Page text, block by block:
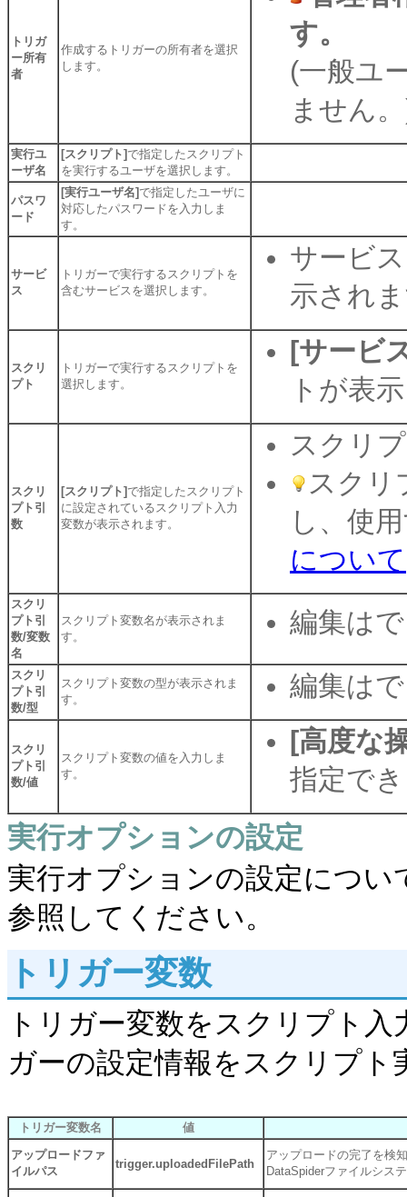
トリガ
ー所有
者
作成するトリガーの所有者を選択
します。
す。
(一般ユ
ません
実行ユ
ーザ名
[スクリプト] で指定したスクリプト
を実行するユーザを選択します。
パスワ
ード
[実行ユーザ名] で指定したユーザに
対応したパスワードを入力しま
す。
サービ
ス
トリガーで実行するスクリプトを
含むサービスを選択します。
サービ
示され
スクリ
プト
トリガーで実行するスクリプトを
選択します。
[サービ
トが表
スクリ
プト引
数
[スクリプト] で指定したスクリプト
に設定されているスクリプト入力
変数が表示されます。
スクリ
スクリ
し、使
について
スクリ
プト引
数/変数
名
スクリプト変数名が表示されま
す。
編集は
スクリ
プト引
数/型
スクリプト変数の型が表示されま
す。
編集は
スクリ
プト引
数/値
スクリプト変数の値を入力しま
す。
[高度な
指定で
実行オプションの設定
実行オプションの設定につい
参照してください。
トリガー変数
トリガー変数をスクリプト
ガーの設定情報をスクリプ
トリガー変数名
値
アップロードファ
イルパス
trigger.uploadedFilePath
アップロードの完了を検
DataSpiderファイルシス